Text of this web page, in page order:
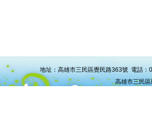
:::
地址：高雄市三民區覺民路363號 電話
高雄市三民